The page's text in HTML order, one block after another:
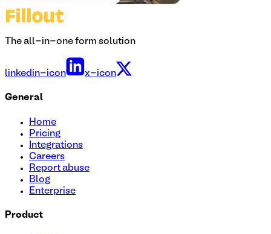
The all-in-one form solution
linkedin-icon x-icon
General
Home
Pricing
Integrations
Careers
Report abuse
Blog
Enterprise
Product